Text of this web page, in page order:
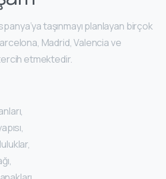
taşınmayı planlayan birçok
Madrid, Valencia ve
etmektedir.